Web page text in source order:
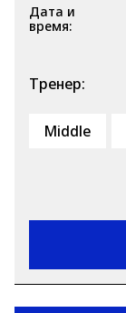
Дата и
время:
Тренер:
Middle